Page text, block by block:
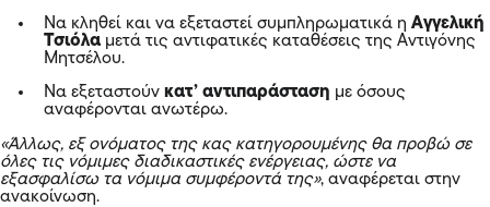
Να κληθεί και να εξεταστεί συμπληρωματικά η Αγγελική
Τσιόλα μετά τις αντιφατικές καταθέσεις της Αντιγόνης
Μητσέλου.
Να εξεταστούν κατ’ αντιπαράσταση με όσους
αναφέρονται ανωτέρω.
«Άλλως, εξ ονόματος της κας κατηγορουμένης θα προβώ σε
όλες τις νόμιμες διαδικαστικές ενέργειας, ώστε να
εξασφαλίσω τα νόμιμα συμφέροντά της», αναφέρεται στην
ανακοίνωση.